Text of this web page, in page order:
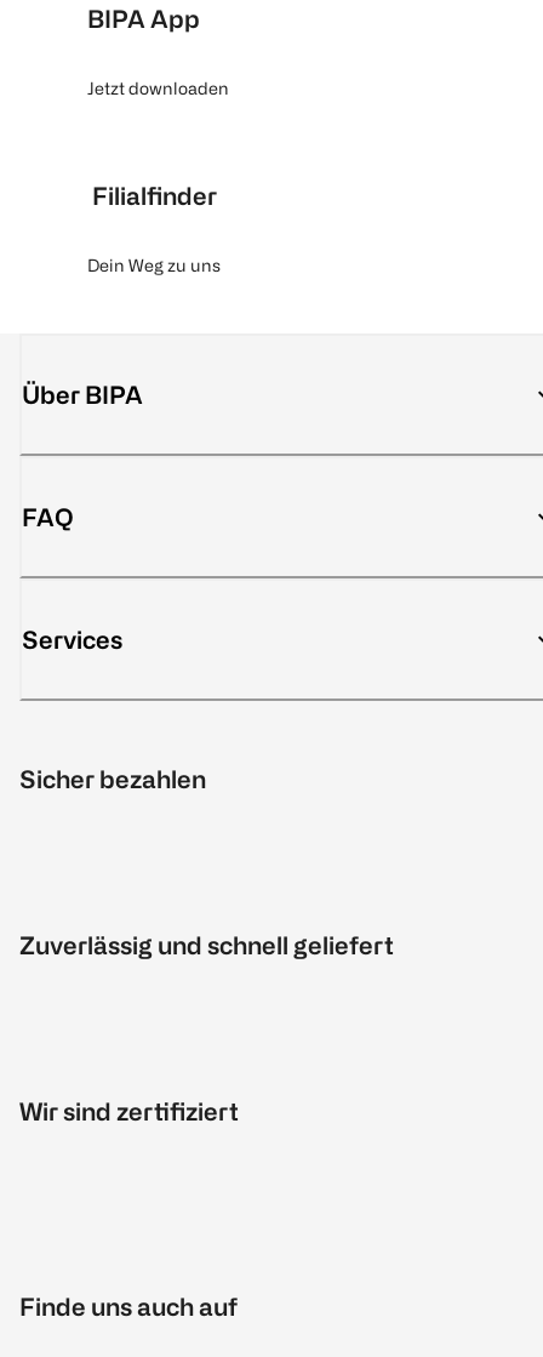
BIPA App
Jetzt downloaden
Filialfinder
Dein Weg zu uns
Über BIPA
FAQ
Services
Sicher bezahlen
Zuverlässig und schnell geliefert
Wir sind zertifiziert
Finde uns auch auf